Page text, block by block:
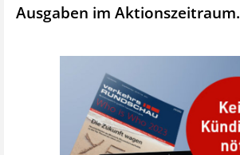
Ausgaben im Aktionszeitraum.